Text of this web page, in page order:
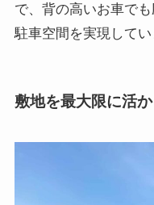
で、背の高いお車で
駐車空間を実現してい
敷地を最大限に活